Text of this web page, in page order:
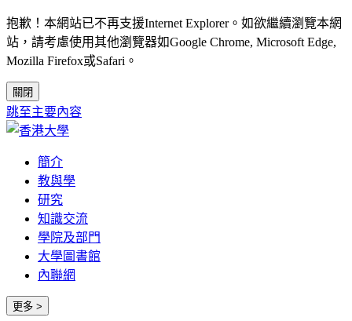
抱歉！本網站已不再支援Internet Explorer。如欲繼續瀏覽本網
站，請考慮使用其他瀏覽器如Google Chrome, Microsoft Edge,
Mozilla Firefox或Safari。
關閉
跳至主要內容
簡介
教與學
研究
知識交流
學院及部門
大學圖書館
內聯網
更多 >